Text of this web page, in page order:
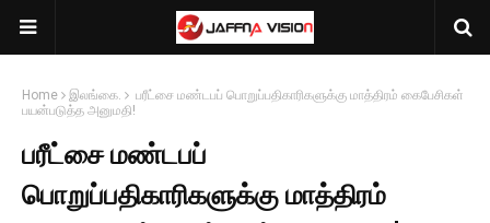
Home இலங்கை.
பரீட்சை மண்டபப் பொறுப்பதிகாரிகளுக்கு மாத்திரம் கைபேசிகள்
பயன்படுத்த அனுமதி!
பரீட்சை மண்டபப்
பொறுப்பதிகாரிகளுக்கு மாத்திரம்